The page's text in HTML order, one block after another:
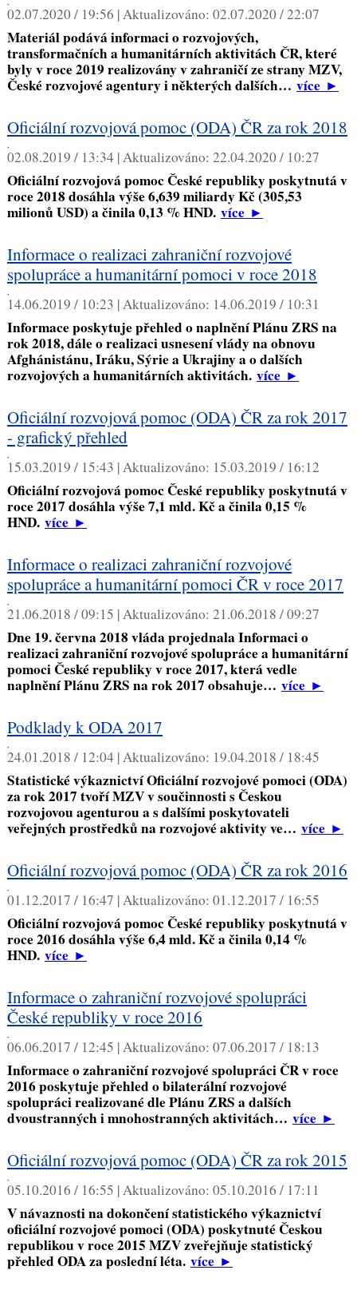
,
02.07.2020 / 19:56 |Aktualizováno: 02.07.2020 / 22:07
Materiál podává informaci o rozvojových,
transformačních a humanitárních aktivitách ČR, které
byly v roce 2019 realizovány v zahraničí ze strany MZV,
České rozvojové agentury i některých dalších… více►
Oficiální rozvojová pomoc (ODA) ČR za rok 2018
,
02.08.2019 / 13:34 |Aktualizováno: 22.04.2020 / 10:27
Oficiální rozvojová pomoc České republiky poskytnutá v
roce 2018 dosáhla výše 6,639 miliardy Kč (305,53
milionů USD) a činila 0,13 % HND. více►
Informace o realizaci zahraniční rozvojové
spolupráce a humanitární pomoci v roce 2018
,
14.06.2019 / 10:23 |Aktualizováno: 14.06.2019 / 10:31
Informace poskytuje přehled o naplnění Plánu ZRS na
rok 2018, dále o realizaci usnesení vlády na obnovu
Afghánistánu, Iráku, Sýrie a Ukrajiny a o dalších
rozvojových a humanitárních aktivitách. více►
Oficiální rozvojová pomoc (ODA) ČR za rok 2017
- grafický přehled
,
15.03.2019 / 15:43 |Aktualizováno: 15.03.2019 / 16:12
Oficiální rozvojová pomoc České republiky poskytnutá v
roce 2017 dosáhla výše 7,1 mld. Kč a činila 0,15 %
HND. více►
Informace o realizaci zahraniční rozvojové
spolupráce a humanitární pomoci ČR v roce 2017
,
21.06.2018 / 09:15 |Aktualizováno: 21.06.2018 / 09:27
Dne 19. června 2018 vláda projednala Informaci o
realizaci zahraniční rozvojové spolupráce a humanitární
pomoci České republiky v roce 2017, která vedle
naplnění Plánu ZRS na rok 2017 obsahuje… více►
Podklady k ODA 2017
,
24.01.2018 / 12:04 |Aktualizováno: 19.04.2018 / 18:45
Statistické výkaznictví Oficiální rozvojové pomoci (ODA)
za rok 2017 tvoří MZV v součinnosti s Českou
rozvojovou agenturou a s dalšími poskytovateli
veřejných prostředků na rozvojové aktivity ve… více►
Oficiální rozvojová pomoc (ODA) ČR za rok 2016
,
01.12.2017 / 16:47 |Aktualizováno: 01.12.2017 / 16:55
Oficiální rozvojová pomoc České republiky poskytnutá v
roce 2016 dosáhla výše 6,4 mld. Kč a činila 0,14 %
HND. více►
Informace o zahraniční rozvojové spolupráci
České republiky v roce 2016
,
06.06.2017 / 12:45 |Aktualizováno: 07.06.2017 / 18:13
Informace o zahraniční rozvojové spolupráci ČR v roce
2016 poskytuje přehled o bilaterální rozvojové
spolupráci realizované dle Plánu ZRS a dalších
dvoustranných i mnohostranných aktivitách… více►
Oficiální rozvojová pomoc (ODA) ČR za rok 2015
,
05.10.2016 / 16:55 |Aktualizováno: 05.10.2016 / 17:11
V návaznosti na dokončení statistického výkaznictví
oficiální rozvojové pomoci (ODA) poskytnuté Českou
republikou v roce 2015 MZV zveřejňuje statistický
přehled ODA za poslední léta. více►